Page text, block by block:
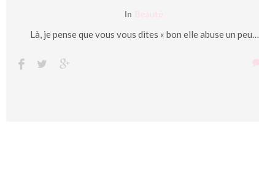
In Beauté
Là, je pense que vous vous dites « bon elle abuse un peu…